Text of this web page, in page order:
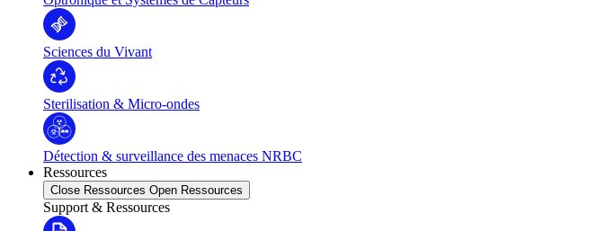
Sciences du Vivant
Sterilisation & Micro-ondes
Détection & surveillance des menaces NRBC
Ressources
Close Ressources Open Ressources
Support & Ressources